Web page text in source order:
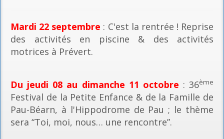
Mardi 22 septembre : C'est la rentrée ! Reprise
des activités en piscine & des activités
motrices à Prévert.
Du jeudi 08 au dimanche 11 octobre : 36ème
Festival de la Petite Enfance & de la Famille de
Pau-Béarn, à l'Hippodrome de Pau ; le thème
sera “Toi, moi, nous… une rencontre”.